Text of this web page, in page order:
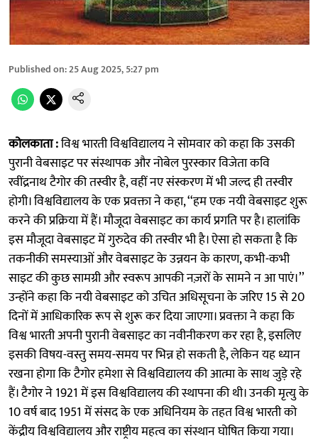
Published on:25 Aug 2025, 5:27 pm
कोलकाता :विश्व भारती विश्वविद्यालय ने सोमवार को कहा कि उसकी
पुरानी वेबसाइट पर संस्थापक और नोबेल पुरस्कार विजेता कवि
रवींद्रनाथ टैगोर की तस्वीर है, वहीं नए संस्करण में भी जल्द ही तस्वीर
होगी। विश्वविद्यालय के एक प्रवक्ता ने कहा, ‘‘हम एक नयी वेबसाइट शुरू
करने की प्रक्रिया में हैं। मौजूदा वेबसाइट का कार्य प्रगति पर है। हालांकि
इस मौजूदा वेबसाइट में गुरुदेव की तस्वीर भी है। ऐसा हो सकता है कि
तकनीकी समस्याओं और वेबसाइट के उन्नयन के कारण, कभी-कभी
साइट की कुछ सामग्री और स्वरूप आपकी नज़रों के सामने न आ पाएं।’’
उन्होंने कहा कि नयी वेबसाइट को उचित अधिसूचना के जरिए 15 से 20
दिनों में आधिकारिक रूप से शुरू कर दिया जाएगा। प्रवक्ता ने कहा कि
विश्व भारती अपनी पुरानी वेबसाइट का नवीनीकरण कर रहा है, इसलिए
इसकी विषय-वस्तु समय-समय पर भिन्न हो सकती है, लेकिन यह ध्यान
रखना होगा कि टैगोर हमेशा से विश्वविद्यालय की आत्मा के साथ जुड़े रहे
हैं। टैगोर ने 1921 में इस विश्वविद्यालय की स्थापना की थी। उनकी मृत्यु के
10 वर्ष बाद 1951 में संसद के एक अधिनियम के तहत विश्व भारती को
केंद्रीय विश्वविद्यालय और राष्ट्रीय महत्व का संस्थान घोषित किया गया।